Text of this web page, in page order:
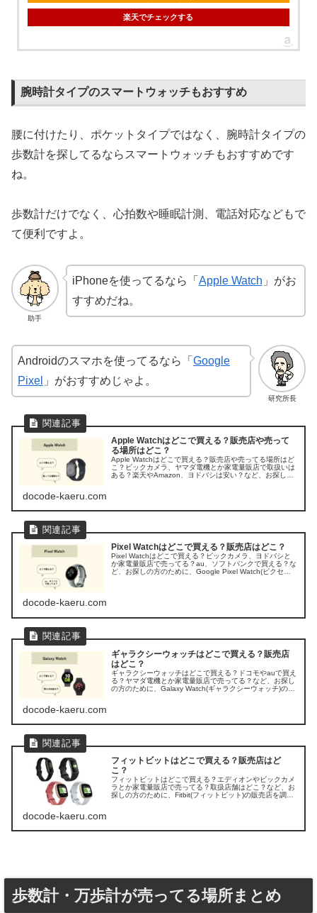
楽天でチェックする
腕時計タイプのスマートウォッチもおすすめ
腰に付けたり、ポケットタイプではなく、腕時計タイプの
歩数計を探してるならスマートウォッチもおすすめです
ね。
歩数計だけでなく、心拍数や睡眠計測、電話対応などもで
て便利ですよ。
助手
iPhoneを使ってるなら「 Apple Watch 」がお
すすめだね。
研究所長
Androidのスマホを使ってるなら「 Google
Pixel 」がおすすめじゃよ。
Apple Watchはどこで買える？販売店や売って
る場所はどこ？
Apple Watchはどこで買える？販売店や売ってる場所はど
こ？ビックカメラ、ヤマダ電機とか家電量販店で取扱いは
ある？楽天やAmazon、ヨドバシは安い？など、お探しの
docode-kaeru.com
Pixel Watchはどこで買える？販売店はどこ？
Pixel Watchはどこで買える？ビックカメラ、ヨドバシと
か家電量販店で売ってる？au、ソフトバンクで買える？な
ど、お探しの方のために、Google Pixel Watch(ピクセル
docode-kaeru.com
ギャラクシーウォッチはどこで買える？販売店
はどこ？
ギャラクシーウォッチはどこで買える？ドコモやauで買え
る？ヤマダ電機とか家電量販店で売ってる？など、お探し
の方のために、Galaxy Watch(ギャラクシーウォッチ)の取
docode-kaeru.com
フィットビットはどこで買える？販売店はど
こ？
フィットビットはどこで買える？エディオンやビックカメ
ラとか家電量販店で売ってる？取扱店舗はどこ？など、お
探しの方のために、Fitbit(フィットビット)の販売店を調べ
docode-kaeru.com
歩数計・万歩計が売ってる場所まとめ